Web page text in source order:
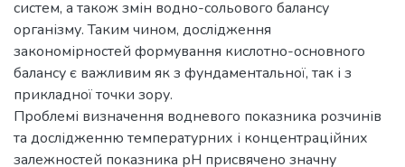
систем, а також змін водно-сольового балансу
організму. Таким чином, дослідження
закономірностей формування кислотно-основного
балансу є важливим як з фундаментальної, так і з
прикладної точки зору.
Проблемі визначення водневого показника розчинів
та дослідженню температурних і концентраційних
залежностей показника рН присвячено значну